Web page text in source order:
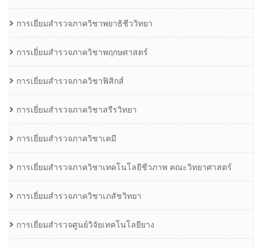
การเยี่ยมสำรวจภาควิชาพยาธิชีววิทยา
การเยี่ยมสำรวจภาควิชาพฤกษศาสตร์
การเยี่ยมสำรวจภาควิชาฟิสิกส์
การเยี่ยมสำรวจภาควิชาสรีรวิทยา
การเยี่ยมสำรวจภาควิชาเคมี
การเยี่ยมสำรวจภาควิชาเทคโนโลยีชีวภาพ คณะวิทยาศาสตร์
การเยี่ยมสำรวจภาควิชาเภสัชวิทยา
การเยี่ยมสำรวจศูนย์วิจัยเทคโนโลยียาง